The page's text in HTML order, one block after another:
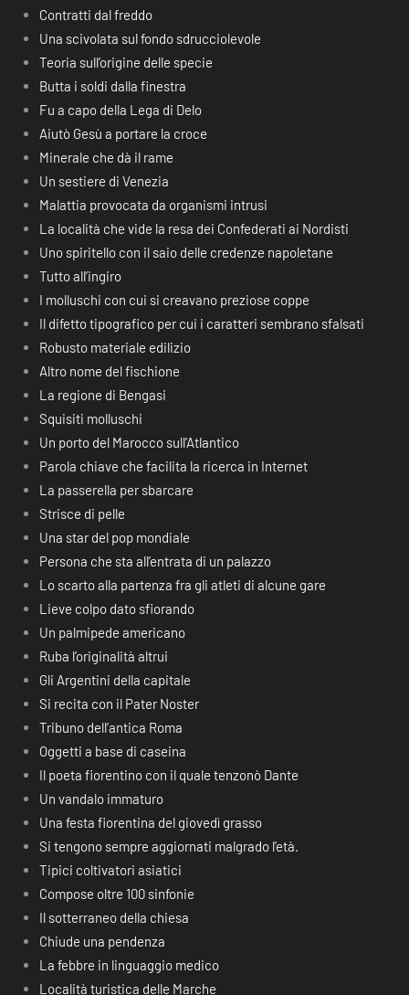
Contratti dal freddo
Una scivolata sul fondo sdrucciolevole
Teoria sull’origine delle specie
Butta i soldi dalla finestra
Fu a capo della Lega di Delo
Aiutò Gesù a portare la croce
Minerale che dà il rame
Un sestiere di Venezia
Malattia provocata da organismi intrusi
La località che vide la resa dei Confederati ai Nordisti
Uno spiritello con il saio delle credenze napoletane
Tutto all’ingiro
I molluschi con cui si creavano preziose coppe
Il difetto tipografico per cui i caratteri sembrano sfalsati
Robusto materiale edilizio
Altro nome del fischione
La regione di Bengasi
Squisiti molluschi
Un porto del Marocco sull’Atlantico
Parola chiave che facilita la ricerca in Internet
La passerella per sbarcare
Strisce di pelle
Una star del pop mondiale
Persona che sta all’entrata di un palazzo
Lo scarto alla partenza fra gli atleti di alcune gare
Lieve colpo dato sfiorando
Un palmipede americano
Ruba l’originalità altrui
Gli Argentini della capitale
Si recita con il Pater Noster
Tribuno dell’antica Roma
Oggetti a base di caseina
Il poeta fiorentino con il quale tenzonò Dante
Un vandalo immaturo
Una festa fiorentina del giovedì grasso
Si tengono sempre aggiornati malgrado l’età.
Tipici coltivatori asiatici
Compose oltre 100 sinfonie
Il sotterraneo della chiesa
Chiude una pendenza
La febbre in linguaggio medico
Località turistica delle Marche